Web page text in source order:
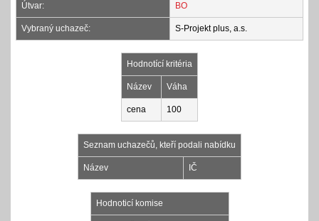
Útvar: BO
Vybraný uchazeč: S-Projekt plus, a.s.
Hodnotící kritéria
Název Váha
cena 100
Seznam uchazečů, kteří podali nabídku
Název IČ
Hodnoticí komise